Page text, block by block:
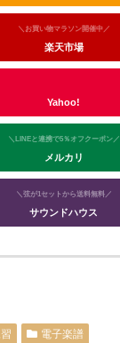
＼お買い物マラソン開催中／
楽天市場
Yahoo!
＼LINEと連携で5％オフクーポン／
メルカリ
＼弦が1セットから送料無料／
サウンドハウス
電子楽譜